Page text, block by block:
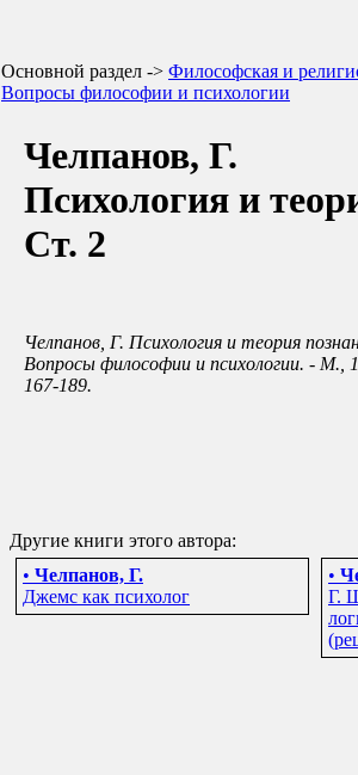
Основной раздел -> Философская и
Вопросы философии и психологии
Челпанов, Г.
Психология и
Ст. 2
Челпанов, Г. Психология и теория
Вопросы философии и психологии. - М.,
167-189.
Другие книги этого автора:
• Челпанов, Г.
Джемс как психолог
•
Г.